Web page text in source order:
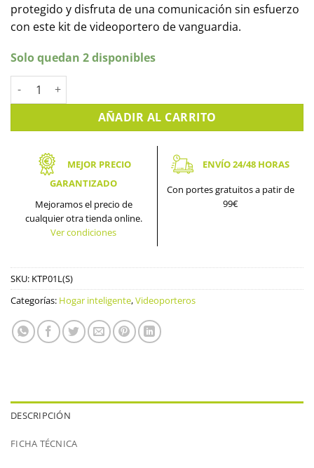
protegido y disfruta de una comunicación sin esfuerzo
con este kit de videoportero de vanguardia.
Solo quedan 2 disponibles
Kit Videoportero IP para superficie DAHUA. KTP01L(S)
AÑADIR AL CARRITO
MEJOR PRECIO
GARANTIZADO
Mejoramos el precio de
cualquier otra tienda online.
Ver condiciones
ENVÍO 24/48 HORAS
Con portes gratuitos a patir de
99€
SKU: KTP01L(S)
Categorías: Hogar inteligente,Videoporteros
DESCRIPCIÓN
FICHA TÉCNICA